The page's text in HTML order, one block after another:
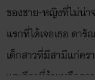
ของชาย-หญิงที่ไม่น่า
แรกที่ได้เจอเธอ ดา
เด็กสาวที่มีสามีแก่ค
และลีลาที่ล้นเหลือคว